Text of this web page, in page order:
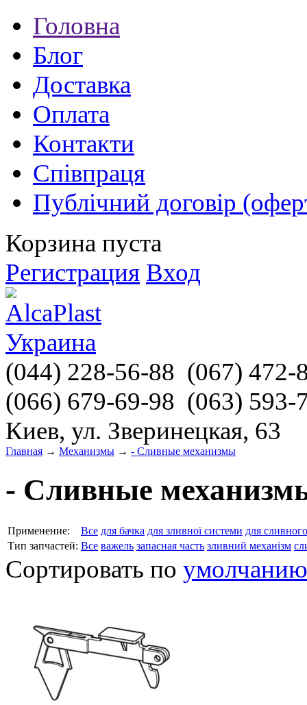
Головна
Блог
Доставка
Оплата
Контакти
Співпраця
Публічний договір
Корзина пуста
Регистрация Вход
(044) 228-56-88 (067) 472-
(066) 679-69-98 (063) 593-
Киев, ул. Зверинецкая, 63
Главная → Механизмы → - Сливные механизмы
- Сливные
Применение: Все для бачка для зливної системи для
Тип запчастей: Все важель запасная часть зливний механізм
Сортировать по умолчанию